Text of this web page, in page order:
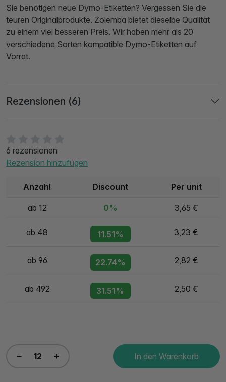
6 rezensionen
Rezension hinzufügen
Anzahl Discount Per unit
ab 12 0% 3,65 €
ab 48 11.51% 3,23 €
ab 96 22.74% 2,82 €
ab 492 31.51% 2,50 €
In den Warenkorb
Sie benötigen neue Dymo-Etiketten? Vergessen Sie die
teuren Originalprodukte. Zolemba bietet dieselbe Qualität
zu einem viel besseren Preis. Wir haben mehr als 20
verschiedene Sorten kompatible Dymo-Etiketten auf
Vorrat.
Rezensionen (6)